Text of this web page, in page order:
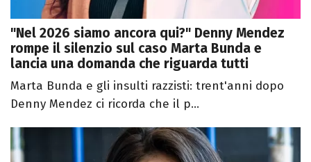
"Nel 2026 siamo ancora qui?" Denny Mendez
rompe il silenzio sul caso Marta Bunda e
lancia una domanda che riguarda tutti
Marta Bunda e gli insulti razzisti: trent'anni dopo
Denny Mendez ci ricorda che il p...